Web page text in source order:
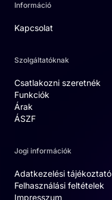
Információ
Kapcsolat
Szolgáltatóknak
Csatlakozni szeretnék
Funkciók
Árak
ÁSZF
Jogi információk
Adatkezelési tájékoztató
Felhasználási feltételek
Impresszum